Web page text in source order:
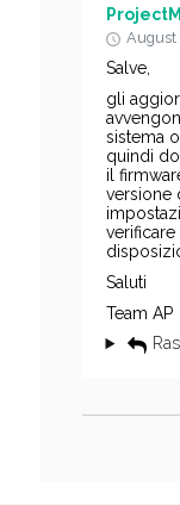
ProjectM
August
Salve,
gli
sistema
quindi
il
versione
verificare
Saluti
Team AP